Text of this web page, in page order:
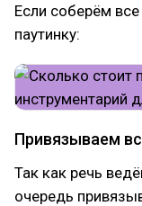
Если соберём
паутинку:
Привязываем
Так как речь
очередь